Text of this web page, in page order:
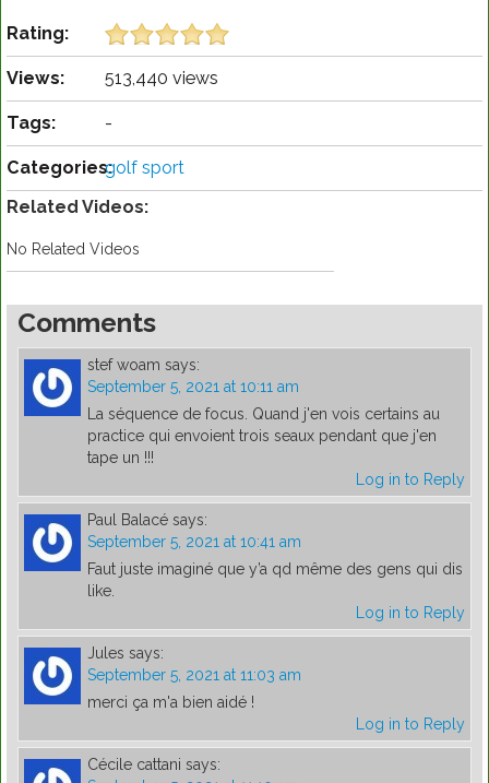
Rating:
Views: 513,440 views
Tags: -
Categories:golf sport
Related Videos:
No Related Videos
Comments
stef woam says:
September 5, 2021 at 10:11 am
La séquence de focus. Quand j'en vois certains au
practice qui envoient trois seaux pendant que j'en
tape un !!!
Log in to Reply
Paul Balacé says:
September 5, 2021 at 10:41 am
Faut juste imaginé que y’a qd même des gens qui dis
like.
Log in to Reply
Jules says:
September 5, 2021 at 11:03 am
merci ça m'a bien aidé !
Log in to Reply
Cécile cattani says: